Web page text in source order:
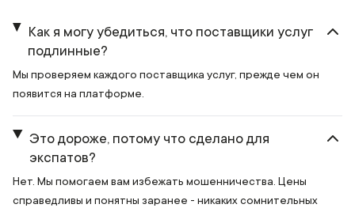
Как я могу убедиться, что поставщики услуг
подлинные?
Мы проверяем каждого поставщика услуг, прежде чем он
появится на платформе.
Это дороже, потому что сделано для
экспатов?
Нет. Мы помогаем вам избежать мошенничества. Цены
справедливы и понятны заранее - никаких сомнительных